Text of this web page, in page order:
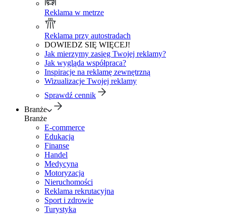
Reklama w metrze
Reklama przy autostradach
DOWIEDZ SIĘ WIĘCEJ!
Jak mierzymy zasięg Twojej reklamy?
Jak wygląda współpraca?
Inspiracje na reklamę zewnętrzną
Wizualizacje Twojej reklamy
Sprawdź cennik
Branże
Branże
E-commerce
Edukacja
Finanse
Handel
Medycyna
Motoryzacja
Nieruchomości
Reklama rekrutacyjna
Sport i zdrowie
Turystyka